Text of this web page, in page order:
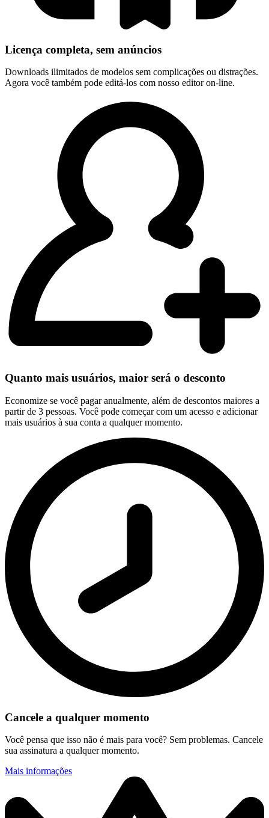
Licença completa, sem anúncios
Downloads ilimitados de modelos sem complicações ou distrações.
Agora você também pode editá-los com nosso editor on-line.
Quanto mais usuários, maior será o desconto
Economize se você pagar anualmente, além de descontos maiores a
partir de 3 pessoas. Você pode começar com um acesso e adicionar
mais usuários à sua conta a qualquer momento.
Cancele a qualquer momento
Você pensa que isso não é mais para você? Sem problemas. Cancele
sua assinatura a qualquer momento.
Mais informações